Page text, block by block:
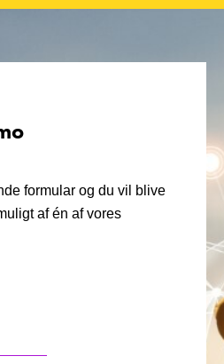
formular og du vil blive
af én af vores